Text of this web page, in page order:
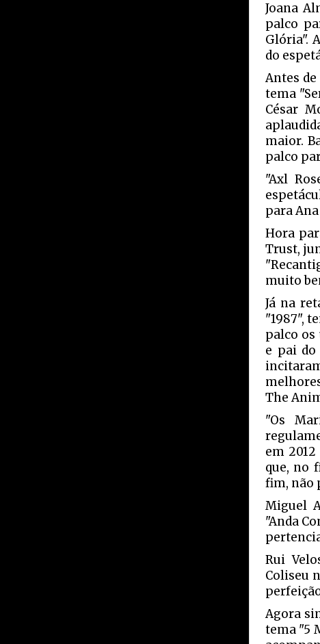
Joana
palco
Glória".
do
Antes
tema
César
maior.
palco
"Axl
para
Hora
Trust,
muito
Já na
"1987",
palco os
e pai do
The
"Os
em
que, no
fim, não
Miguel
"Anda
Rui
Coliseu
Agora
tema "5